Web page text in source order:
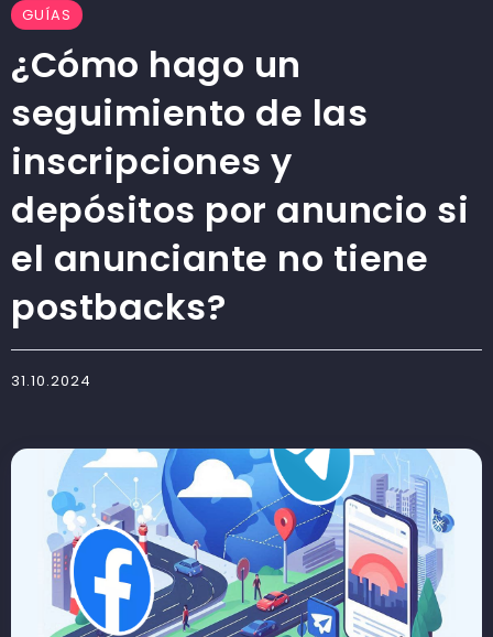
GUÍAS
¿Cómo hago un
seguimiento de las
inscripciones y
depósitos por anuncio si
el anunciante no tiene
postbacks?
31.10.2024